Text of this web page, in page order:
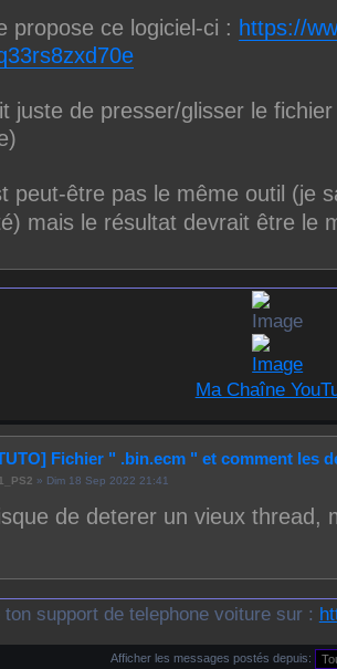
propose ce logiciel-ci : https://
juste de presser/glisser le
peut-être pas le même outil (je
mais le résultat devrait être le
Ma Chaîne
Fichier " .bin.ecm " et comment les
» Dim 18 Sep 2022 21:41
de deterer un vieux thread,
ton support de telephone voiture sur :
Afficher les messages postés depuis: